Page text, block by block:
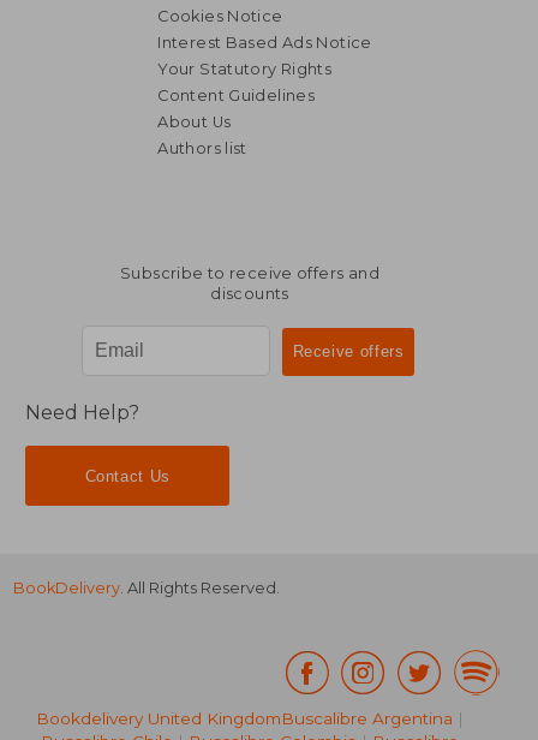
Cookies Notice
Interest Based Ads Notice
Your Statutory Rights
Content Guidelines
About Us
Authors list
Subscribe to receive offers and
discounts
Need Help?
Contact Us
BookDelivery. All Rights Reserved.
Bookdelivery United KingdomBuscalibre Argentina |